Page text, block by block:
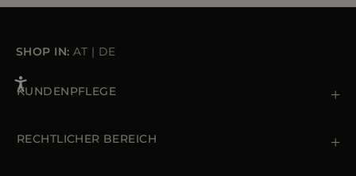
SHOP IN: AT | DE
KUNDENPFLEGE
Bestellungen & Zahlungen
RECHTLICHER BEREICH